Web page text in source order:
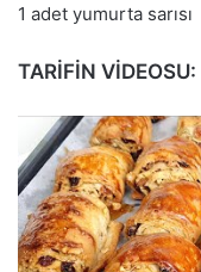
1 adet yumurta sarısı
TARİFİN VİDEOSU: